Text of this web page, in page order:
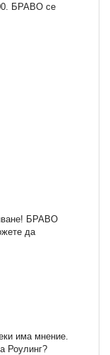
БРАВО се
БРАВО
да
има мнение.
Роулинг?